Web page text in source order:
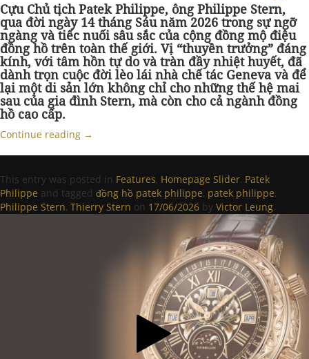
Cựu Chủ tịch Patek Philippe, ông Philippe Stern,
qua đời ngày 14 tháng Sáu năm 2026 trong sự ngỡ
ngàng và tiếc nuối sâu sắc của cộng đồng mộ điệu
đồng hồ trên toàn thế giới. Vị “thuyền trưởng” đáng
kính, với tâm hồn tự do và tràn đầy nhiệt huyết, đã
dành trọn cuộc đời lèo lái nhà chế tác Geneva và để
lại một di sản lớn không chỉ cho những thế hệ mai
sau của gia đình Stern, mà còn cho cả ngành đồng
hồ cao cấp.
Continue reading →
This entry was posted in Features, Homepage Slider, Patek
Philippe and tagged đồng hồ patek philippe, patek philippe,
Philippe Stern, Thierry Stern on 17/06/2026 by Victor Leung.